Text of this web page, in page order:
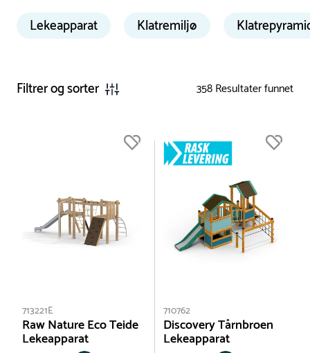
Lekeapparat Klatremiljø
Filtrer og sorter 358Resultater funnet
713221E
Raw Nature Eco Teide
Lekeapparat
710762
Discovery Tårnbroen
Lekeapparat